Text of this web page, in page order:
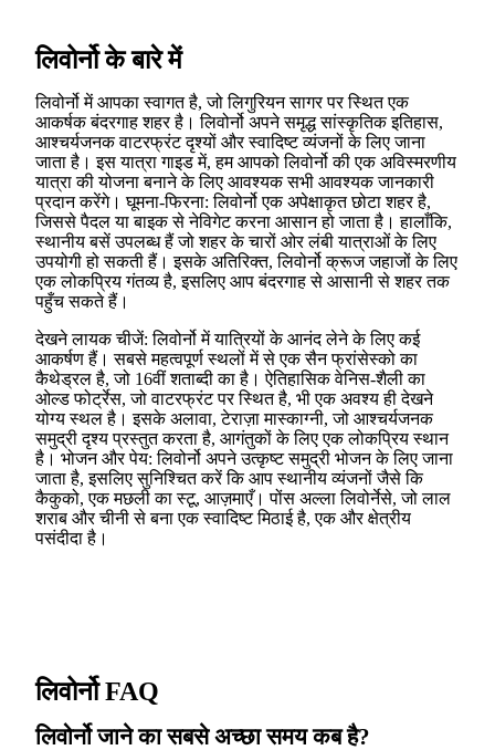
लिवोर्नो के बारे में
लिवोर्नो में आपका स्वागत है, जो लिगुरियन सागर पर स्थित एक
आकर्षक बंदरगाह शहर है। लिवोर्नो अपने समृद्ध सांस्कृतिक इतिहास,
आश्चर्यजनक वाटरफ्रंट दृश्यों और स्वादिष्ट व्यंजनों के लिए जाना
जाता है। इस यात्रा गाइड में, हम आपको लिवोर्नो की एक अविस्मरणीय
यात्रा की योजना बनाने के लिए आवश्यक सभी आवश्यक जानकारी
प्रदान करेंगे। घूमना-फिरना: लिवोर्नो एक अपेक्षाकृत छोटा शहर है,
जिससे पैदल या बाइक से नेविगेट करना आसान हो जाता है। हालाँकि,
स्थानीय बसें उपलब्ध हैं जो शहर के चारों ओर लंबी यात्राओं के लिए
उपयोगी हो सकती हैं। इसके अतिरिक्त, लिवोर्नो क्रूज जहाजों के लिए
एक लोकप्रिय गंतव्य है, इसलिए आप बंदरगाह से आसानी से शहर तक
पहुँच सकते हैं।
देखने लायक चीजें: लिवोर्नो में यात्रियों के आनंद लेने के लिए कई
आकर्षण हैं। सबसे महत्वपूर्ण स्थलों में से एक सैन फ्रांसेस्को का
कैथेड्रल है, जो 16वीं शताब्दी का है। ऐतिहासिक वेनिस-शैली का
ओल्ड फोर्ट्रेस, जो वाटरफ्रंट पर स्थित है, भी एक अवश्य ही देखने
योग्य स्थल है। इसके अलावा, टेराज़ा मास्काग्नी, जो आश्चर्यजनक
समुद्री दृश्य प्रस्तुत करता है, आगंतुकों के लिए एक लोकप्रिय स्थान
है। भोजन और पेय: लिवोर्नो अपने उत्कृष्ट समुद्री भोजन के लिए जाना
जाता है, इसलिए सुनिश्चित करें कि आप स्थानीय व्यंजनों जैसे कि
कैकुको, एक मछली का स्टू, आज़माएँ। पोंस अल्ला लिवोर्नेसे, जो लाल
शराब और चीनी से बना एक स्वादिष्ट मिठाई है, एक और क्षेत्रीय
पसंदीदा है।
लिवोर्नो FAQ
लिवोर्नो जाने का सबसे अच्छा समय कब है?